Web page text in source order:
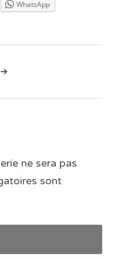
WhatsApp
ne sera pas
sont